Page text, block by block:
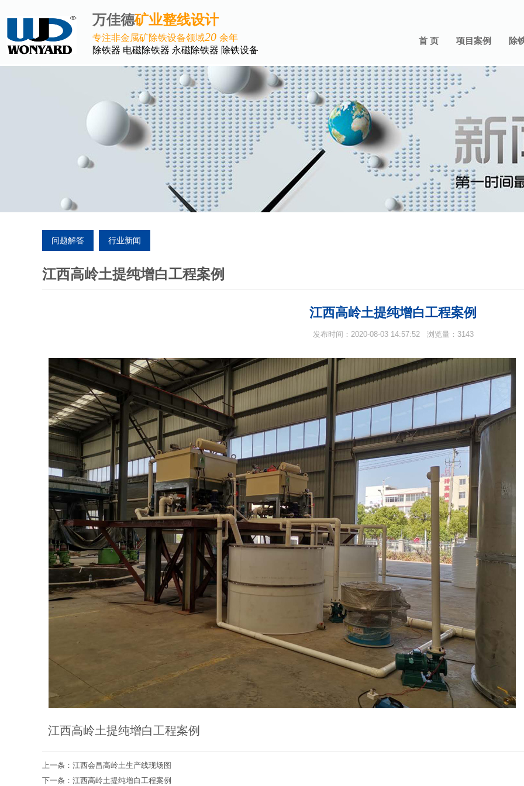
万佳德矿业整线设计
专注非金属矿除铁设备领域20 余年
除铁器 电磁除铁器 永磁除铁器 除铁设备
首 页 项目案例 除
问题解答 行业新闻
江西高岭土提纯增白工程案例
江西高岭土提纯增白工程案例
发布时间：2020-08-03 14:57:52 浏览量：3143
江西高岭土提纯增白工程案例
上一条：江西会昌高岭土生产线现场图
下一条：江西高岭土提纯增白工程案例